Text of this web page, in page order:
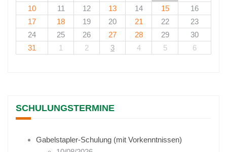
10
11 12 13 14 15
16
17
18 19 20 21 22
23
24
25 26 27 28 29
30
31
1 2 3 4 5 6
SCHULUNGSTERMINE
Gabelstapler-Schulung (mit Vorkenntnissen)